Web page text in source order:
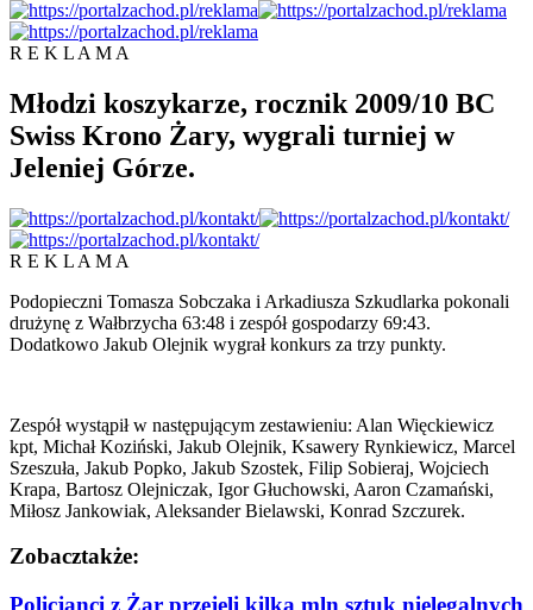
R E K L A M A
Młodzi koszykarze, rocznik 2009/10 BC
Swiss Krono Żary, wygrali turniej w
Jeleniej Górze.
R E K L A M A
Podopieczni Tomasza Sobczaka i Arkadiusza Szkudlarka pokonali
drużynę z Wałbrzycha 63:48 i zespół gospodarzy 69:43.
Dodatkowo Jakub Olejnik wygrał konkurs za trzy punkty.
Zespół wystąpił w następującym zestawieniu: Alan Więckiewicz
kpt, Michał Koziński, Jakub Olejnik, Ksawery Rynkiewicz, Marcel
Szeszuła, Jakub Popko, Jakub Szostek, Filip Sobieraj, Wojciech
Krapa, Bartosz Olejniczak, Igor Głuchowski, Aaron Czamański,
Miłosz Jankowiak, Aleksander Bielawski, Konrad Szczurek.
Zobacztakże:
Policjanci z Żar przejęli kilka mln sztuk nielegalnych